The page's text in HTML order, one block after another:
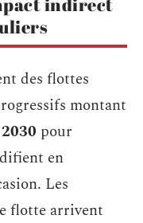
des flottes
montant
pour
en
Les
flotte arrivent